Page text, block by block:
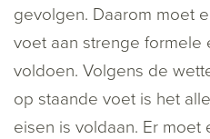
gevolgen. Daarom moet
voet aan strenge formele
voldoen. Volgens de
op staande voet is het
eisen is voldaan. Er moet